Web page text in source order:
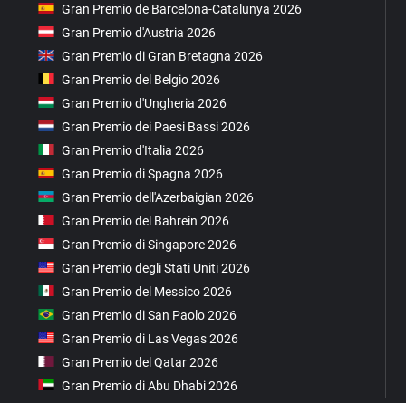
Gran Premio de Barcelona-Catalunya 2026
Gran Premio d'Austria 2026
Gran Premio di Gran Bretagna 2026
Gran Premio del Belgio 2026
Gran Premio d'Ungheria 2026
Gran Premio dei Paesi Bassi 2026
Gran Premio d'Italia 2026
Gran Premio di Spagna 2026
Gran Premio dell'Azerbaigian 2026
Gran Premio del Bahrein 2026
Gran Premio di Singapore 2026
Gran Premio degli Stati Uniti 2026
Gran Premio del Messico 2026
Gran Premio di San Paolo 2026
Gran Premio di Las Vegas 2026
Gran Premio del Qatar 2026
Gran Premio di Abu Dhabi 2026